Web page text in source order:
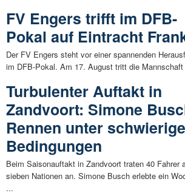
FV Engers trifft im DFB-
Pokal auf Eintracht
Der FV Engers steht vor einer spannenden
im DFB-Pokal. Am 17. August tritt die
Turbulenter Auftakt in
Zandvoort: Simone
Rennen unter
Bedingungen
Beim Saisonauftakt in Zandvoort traten 40 Fahrer
sieben Nationen an. Simone Busch erlebte ein
...